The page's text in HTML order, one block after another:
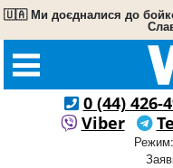
🇺🇦 Ми доєдналися до
0 (44) 426-
Viber
Режим: